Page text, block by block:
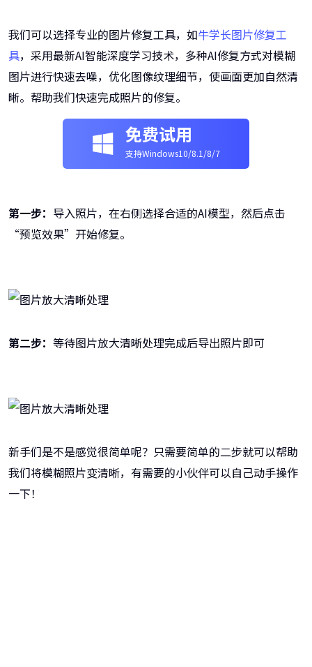
我们可以选择专业的图片修复工具，如牛学长图片修复工
具，采用最新AI智能深度学习技术，多种AI修复方式对模糊
图片进行快速去噪，优化图像纹理细节，使画面更加自然清
晰。帮助我们快速完成照片的修复。
免费试用
支持Windows10/8.1/8/7
第一步： 导入照片，在右侧选择合适的AI模型，然后点击
“预览效果”开始修复。
第二步： 等待图片放大清晰处理完成后导出照片即可
新手们是不是感觉很简单呢？只需要简单的二步就可以帮助
我们将模糊照片变清晰，有需要的小伙伴可以自己动手操作
一下！